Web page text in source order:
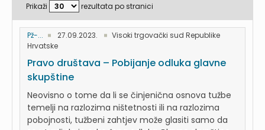
Prikaži rezultata po stranici
Pž-... 27.09.2023.
Visoki trgovački sud Republike
Hrvatske
Pravo društava – Pobijanje odluka glavne
skupštine
Neovisno o tome da li se činjenična osnova tužbe
temelji na razlozima ništetnosti ili na razlozima
pobojnosti, tužbeni zahtjev može glasiti samo da